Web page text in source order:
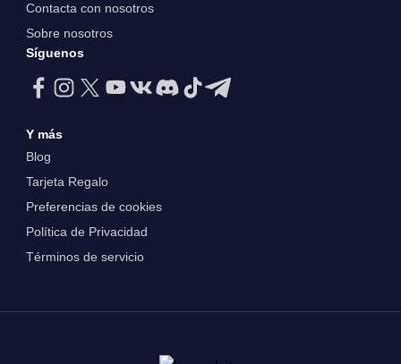
Contacta con nosotros
Sobre nosotros
Síguenos
Y más
Blog
Tarjeta Regalo
Preferencias de cookies
Política de Privacidad
Términos de servicio